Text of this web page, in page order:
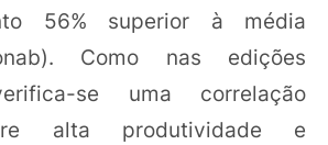
56% superior à média
Como nas edições
se uma correlação
alta produtividade e